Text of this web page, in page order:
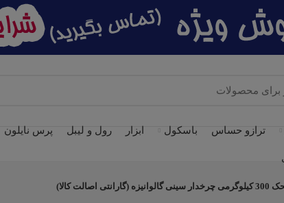
ترازو حساس باسکول ابزار رول و لیبل پرس نایلون
کالا)